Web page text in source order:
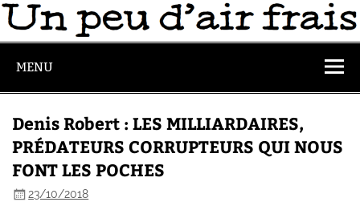
MENU
Denis Robert : LES MILLIARDAIRES,
PRÉDATEURS CORRUPTEURS QUI NOUS
FONT LES POCHES
23/10/2018